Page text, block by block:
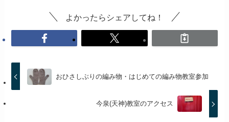
よかったらシェアしてね！
おひさしぶりの編み物・はじめての編み物教室参加
今泉(天神)教室のアクセス